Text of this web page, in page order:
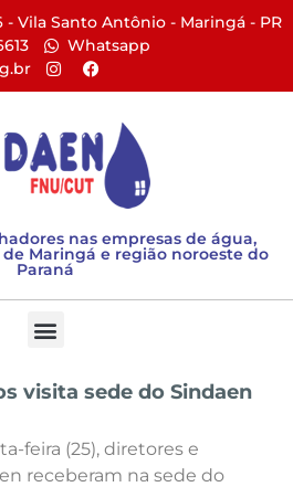
- Vila Santo Antônio - Maringá - PR​
Whatsapp
nas empresas de água,
Maringá e região noroeste do
Paraná
visita sede do Sindaen
feira (25), diretores e
receberam na sede do